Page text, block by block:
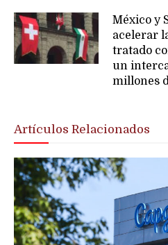
México y
acelerar
tratado
un
millones
Artículos Relacionados